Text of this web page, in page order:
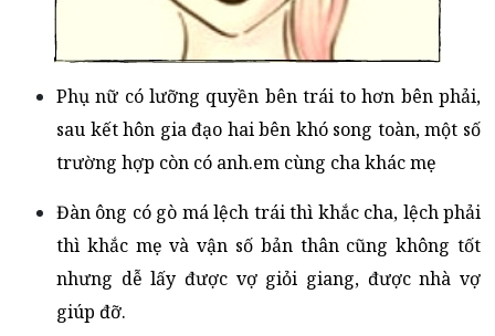
Phụ nữ có lưỡng quyền bên trái to hơn bên phải,
sau kết hôn gia đạo hai bên khó song toàn, một số
trường hợp còn có anh.em cùng cha khác mẹ
Đàn ông có gò má lệch trái thì khắc cha, lệch phải
thì khắc mẹ và vận số bản thân cũng không tốt
nhưng dễ lấy được vợ giỏi giang, được nhà vợ
giúp đỡ.